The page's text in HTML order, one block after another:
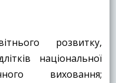
розвитку,
національної
виховання;